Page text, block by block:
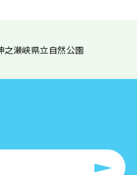
之瀬峡県立自然公園